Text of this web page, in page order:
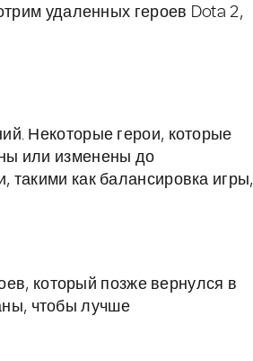
удаленных героев Dota 2,
Некоторые герои, которые
или изменены до
такими как балансировка игры,
который позже вернулся в
чтобы лучше